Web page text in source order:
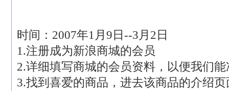
时间：2007年1月9日--3月2日
1.注册成为新浪商城的会员
2.详细填写商城的会员资料，以便我们
3.找到喜爱的商品，进去该商品的介绍